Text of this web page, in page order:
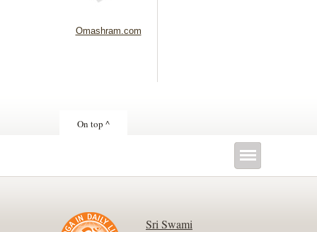
Omashram.com
On top ^
Sri Swami